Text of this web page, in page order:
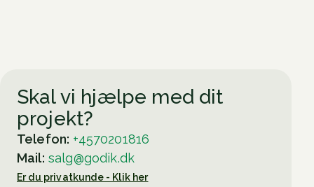
Skal vi hjælpe med dit
projekt?
Telefon: +4570201816
Mail: salg@godik.dk
Er du privatkunde - Klik her